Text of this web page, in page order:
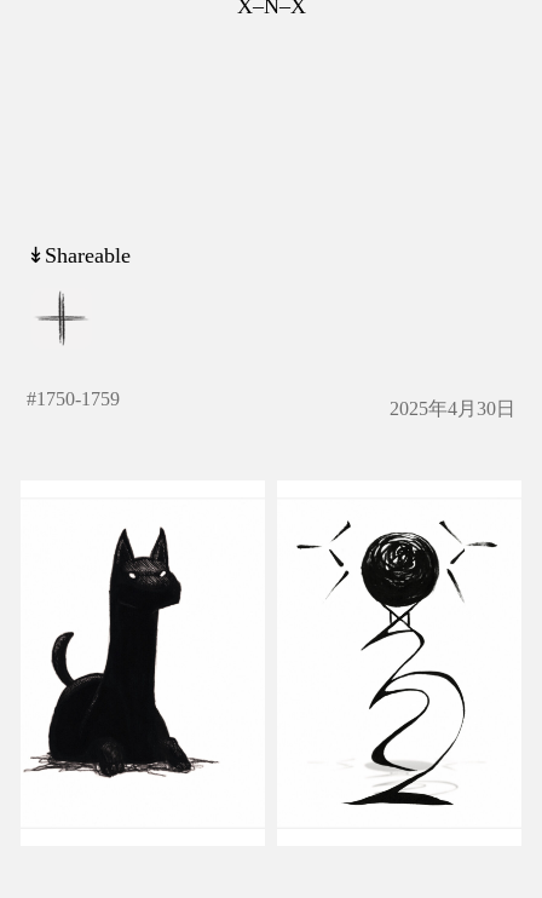
X–N–X
↡Shareable
#1750-1759 2025年4月30日